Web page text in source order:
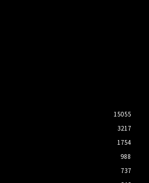
15055
3217
1754
988
737